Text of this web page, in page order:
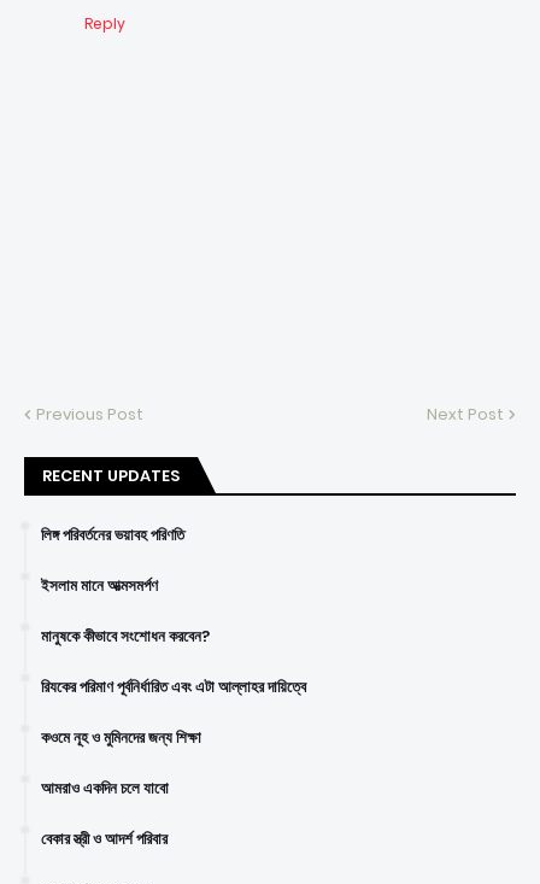
Reply
Previous Post Next Post
RECENT UPDATES
লিঙ্গ পরিবর্তনের ভয়াবহ পরিণতি
ইসলাম মানে আত্মসমর্পণ
মানুষকে কীভাবে সংশোধন করবেন?
রিযকের পরিমাণ পূর্বনির্ধারিত এবং এটা আল্লাহর দায়িত্বে
কওমে নূহ ও মুমিনদের জন্য শিক্ষা
আমরাও একদিন চলে যাবো
বেকার স্ত্রী ও আদর্শ পরিবার